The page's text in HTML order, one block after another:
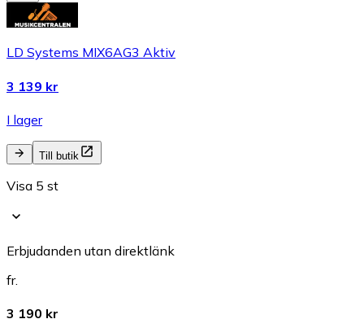
LD Systems MIX6AG3 Aktiv
3 139 kr
I lager
Till butik
Visa 5 st
Erbjudanden utan direktlänk
fr.
3 190 kr